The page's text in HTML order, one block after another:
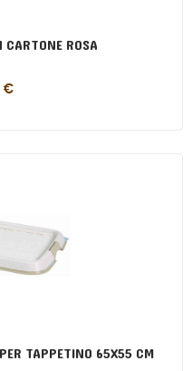
ROSA
€
TAPPETINO 65X55 CM